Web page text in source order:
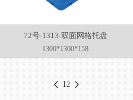
72号-1313-双面网格托盘
1300*1300*158
12